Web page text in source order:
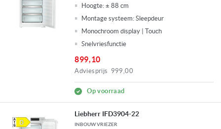
Hoogte: ± 88 cm
Montage systeem: Sleepdeur
Monochroom display | Touch
Snelvriesfunctie
899,10
Adviesprijs 999,00
Op voorraad
Liebherr IFD3904-22
INBOUW VRIEZER